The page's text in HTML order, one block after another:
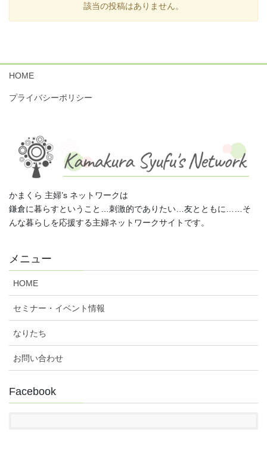
該当の投稿はありません。
HOME
プライバシーポリシー
かまくら 主婦’s ネットワークは
鎌倉に暮らすということ…刺激的でありたい…友とともに……そ
んな暮らしを応援する主婦ネットワークサイトです。
メニュー
HOME
セミナー・イベント情報
なりたち
お問い合わせ
Facebook